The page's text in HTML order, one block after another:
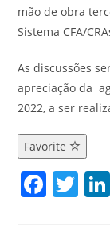
mão de obra
Sistema CFA/
As discussões
apreciação da
2022, a ser
Favorite
F T